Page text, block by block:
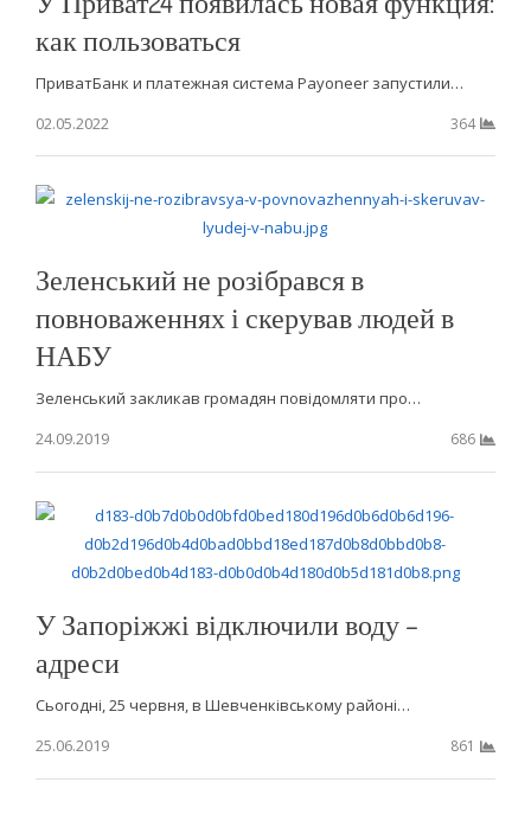
как пользоваться
ПриватБанк и платежная система Payoneer запустили…
02.05.2022
364
Зеленський не розібрався в
повноваженнях і скерував людей в
НАБУ
Зеленський закликав громадян повідомляти про…
24.09.2019
686
У Запоріжжі відключили воду –
адреси
Сьогодні, 25 червня, в Шевченківському районі…
25.06.2019
861